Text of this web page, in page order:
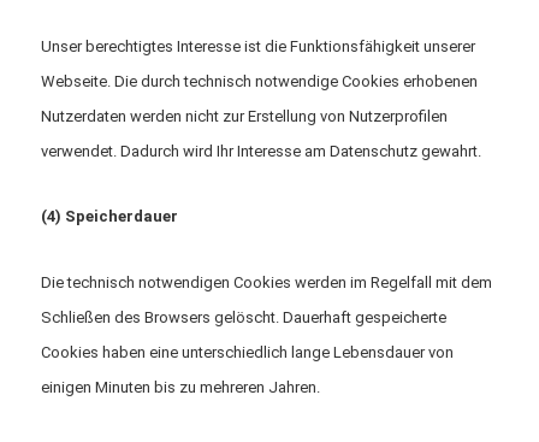
Unser berechtigtes Interesse ist die Funktionsfähigkeit unserer
Webseite. Die durch technisch notwendige Cookies erhobenen
Nutzerdaten werden nicht zur Erstellung von Nutzerprofilen
verwendet. Dadurch wird Ihr Interesse am Datenschutz gewahrt.
(4) Speicherdauer
Die technisch notwendigen Cookies werden im Regelfall mit dem
Schließen des Browsers gelöscht. Dauerhaft gespeicherte
Cookies haben eine unterschiedlich lange Lebensdauer von
einigen Minuten bis zu mehreren Jahren.